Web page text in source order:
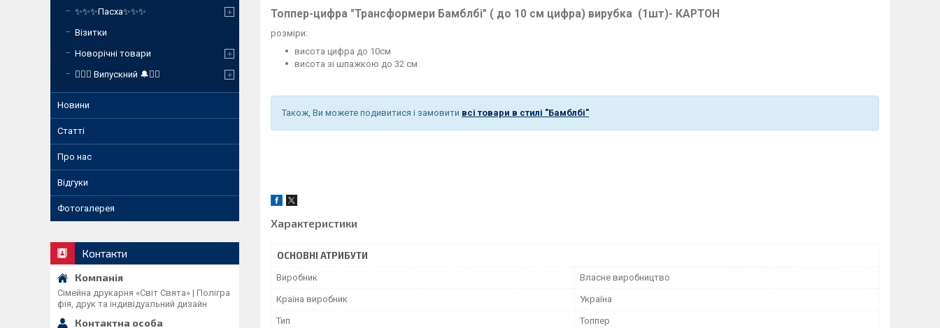
Топпер-цифра "Трансформери Бамблбі" ( до 10 см цифра) вирубка (1шт)- КАРТОН
розміри:
висота цифра до 10см
висота зі шпажкою до 32 см
Також, Ви можете подивитися і замовити всі товари в стилі "Бамблбі"
Характеристики
ОСНОВНІ АТРИБУТИ
Виробник Власне виробництво
Країна виробник Україна
Тип Топпер
✨✨✨Пасха✨✨✨
Візитки
Новорічні товари
❤️‍🔥🔔 Випускний 🔔❤️‍🔥
Новини
Статті
Про нас
Відгуки
Фотогалерея
Контакти
Сімейна друкарня «Світ Свята» | Полігра
фія, друк та індивідуальний дизайн